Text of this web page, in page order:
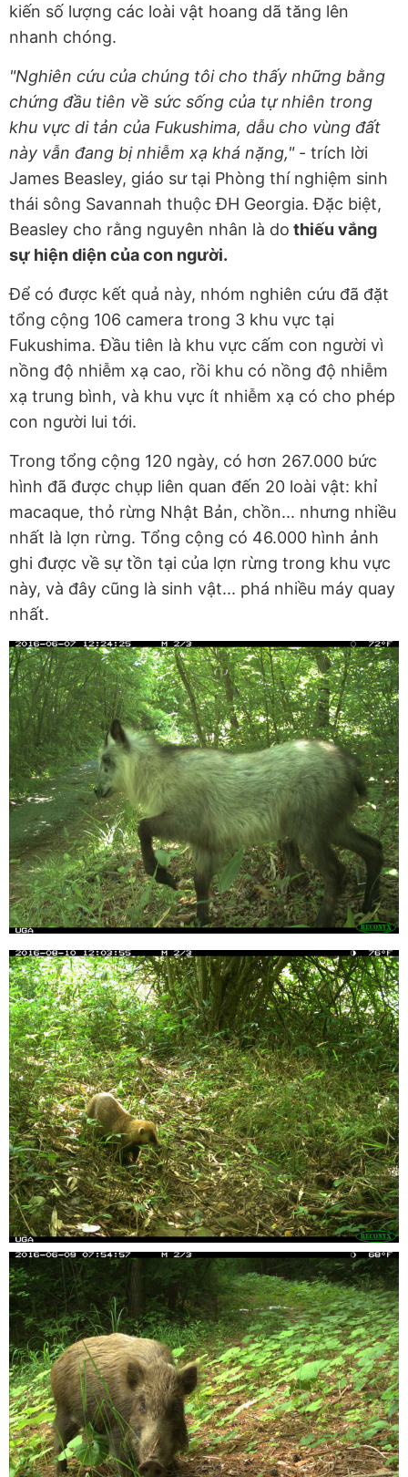
kiến số lượng các loài vật hoang dã tăng lên
nhanh chóng.
"Nghiên cứu của chúng tôi cho thấy những bằng
chứng đầu tiên về sức sống của tự nhiên trong
khu vực di tản của Fukushima, dẫu cho vùng đất
này vẫn đang bị nhiễm xạ khá nặng,"- trích lời
James Beasley, giáo sư tại Phòng thí nghiệm sinh
thái sông Savannah thuộc ĐH Georgia. Đặc biệt,
Beasley cho rằng nguyên nhân là do thiếu vắng
sự hiện diện của con người.
Để có được kết quả này, nhóm nghiên cứu đã đặt
tổng cộng 106 camera trong 3 khu vực tại
Fukushima. Đầu tiên là khu vực cấm con người vì
nồng độ nhiễm xạ cao, rồi khu có nồng độ nhiễm
xạ trung bình, và khu vực ít nhiễm xạ có cho phép
con người lui tới.
Trong tổng cộng 120 ngày, có hơn 267.000 bức
hình đã được chụp liên quan đến 20 loài vật: khỉ
macaque, thỏ rừng Nhật Bản, chồn... nhưng nhiều
nhất là lợn rừng. Tổng cộng có 46.000 hình ảnh
ghi được về sự tồn tại của lợn rừng trong khu vực
này, và đây cũng là sinh vật... phá nhiều máy quay
nhất.